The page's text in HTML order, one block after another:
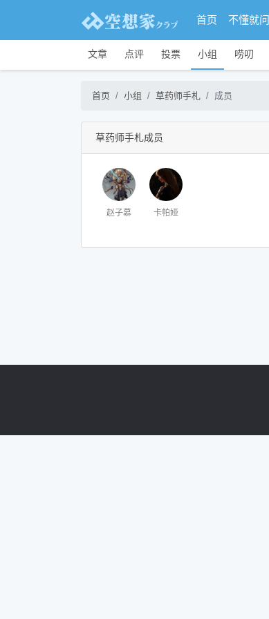
首页 不懂就问
文章 点评 投票 小组 唠叨
首页 小组 草药师手札 成员
草药师手札成员
赵子慕 卡帕娅